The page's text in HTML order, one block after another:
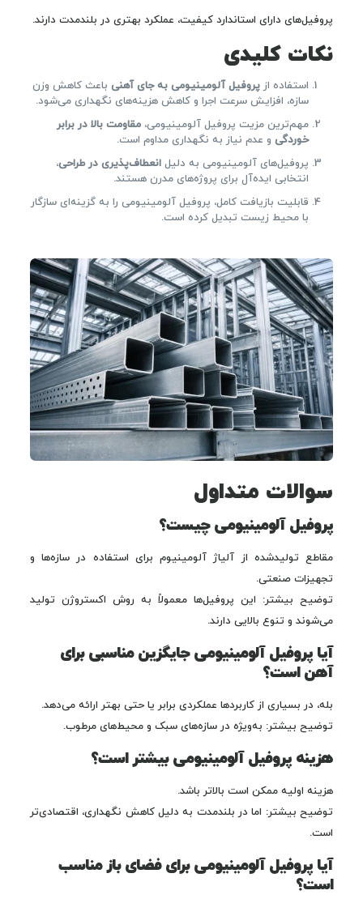
پروفیل‌های دارای استاندارد کیفیت، عملکرد بهتری در بلندمدت دارند.
نکات کلیدی
استفاده از پروفیل آلومینیومی به جای آهنیباعث کاهش وزن
سازه، افزایش سرعت اجرا و کاهش هزینه‌های نگهداری می‌شود.
مهم‌ترین مزیت پروفیل آلومینیومی، مقاومت بالا در برابر
خوردگیو عدم نیاز به نگهداری مداوم است.
پروفیل‌های آلومینیومی به دلیل انعطاف‌پذیری در طراحی،
انتخابی ایده‌آل برای پروژه‌های مدرن هستند.
قابلیت بازیافت کامل، پروفیل آلومینیومی را به گزینه‌ای سازگار
با محیط زیست تبدیل کرده است.
سوالات متداول
پروفیل آلومینیومی چیست؟
مقاطع تولیدشده از آلیاژ آلومینیوم برای استفاده در سازه‌ها و
تجهیزات صنعتی.
توضیح بیشتر: این پروفیل‌ها معمولاً به روش اکستروژن تولید
می‌شوند و تنوع بالایی دارند.
آیا پروفیل آلومینیومی جایگزین مناسبی برای
آهن است؟
بله، در بسیاری از کاربردها عملکردی برابر یا حتی بهتر ارائه می‌دهد.
توضیح بیشتر: به‌ویژه در سازه‌های سبک و محیط‌های مرطوب.
هزینه پروفیل آلومینیومی بیشتر است؟
هزینه اولیه ممکن است بالاتر باشد.
توضیح بیشتر: اما در بلندمدت به دلیل کاهش نگهداری، اقتصادی‌تر
است.
آیا پروفیل آلومینیومی برای فضای باز مناسب
است؟